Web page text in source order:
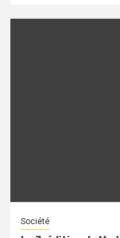
Société